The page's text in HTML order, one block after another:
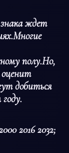
ждет
полу.Но,
добиться
2016 2032;